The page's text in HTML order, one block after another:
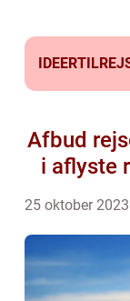
Afbud
i aflyste
25 oktober 2023